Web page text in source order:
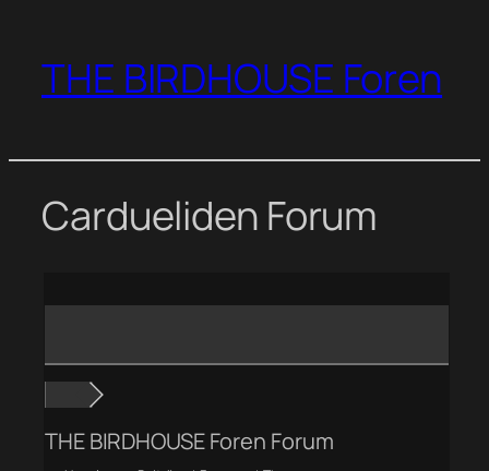
springen
THE BIRDHOUSE Foren
Cardueliden Forum
THE BIRDHOUSE Foren Forum